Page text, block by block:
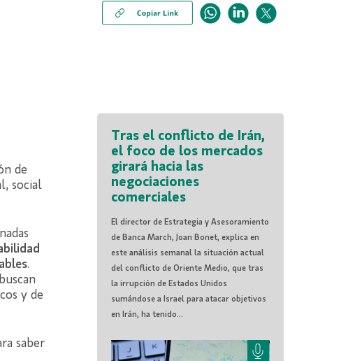
de
social
.
y de
saber
Tras el conflicto de Irán,
el foco de los mercados
girará hacia las
negociaciones
comerciales
El director de Estrategia y Asesoramiento
de Banca March, Joan Bonet, explica en
este análisis semanal la situación actual
del conflicto de Oriente Medio, que tras
la irrupción de Estados Unidos
sumándose a Israel para atacar objetivos
en Irán, ha tenido...